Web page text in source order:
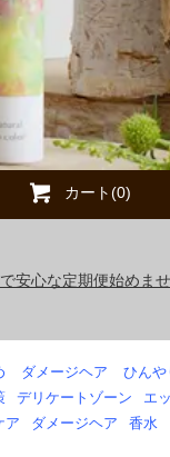
カート(0)
安心な定期便始めま
ダメージヘア ひんや
デリケートゾーン
エ
ア
ダメージヘア 香水